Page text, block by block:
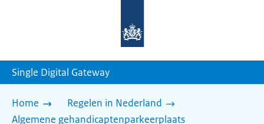
homepage
Single Digital Gateway
Home
Regelen in Nederland
Algemene gehandicaptenparkeerplaats